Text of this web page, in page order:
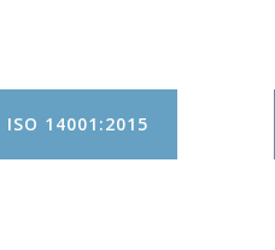
14001:2015